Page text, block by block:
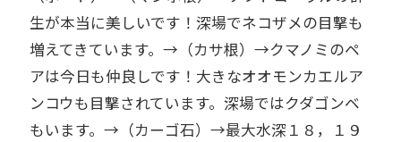
生が本当に美しいです！深場でネコザメの目撃も
増えてきています。→（カサ根）→クマノミのペ
アは今日も仲良しです！大きなオオモンカエルア
ンコウも目撃されています。深場ではクダゴンベ
もいます。→（カーゴ石）→最大水深１８，１９